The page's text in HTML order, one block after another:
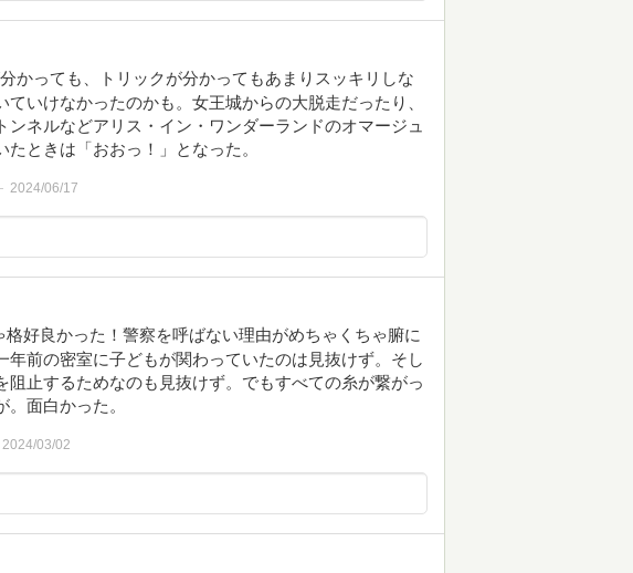
かっても、トリックが分かってもあまりスッキリしな
いけなかったのかも。女王城からの大脱走だったり、
ンネルなどアリス・イン・ワンダーランドのオマージュ
ときは「おおっ！」となった。
2024/06/17
好良かった！警察を呼ばない理由がめちゃくちゃ腑に
年前の密室に子どもが関わっていたのは見抜けず。そし
阻止するためなのも見抜けず。でもすべての糸が繋がっ
面白かった。
2024/03/02